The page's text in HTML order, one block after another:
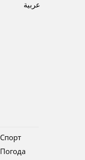
عربية
Спорт
Погода